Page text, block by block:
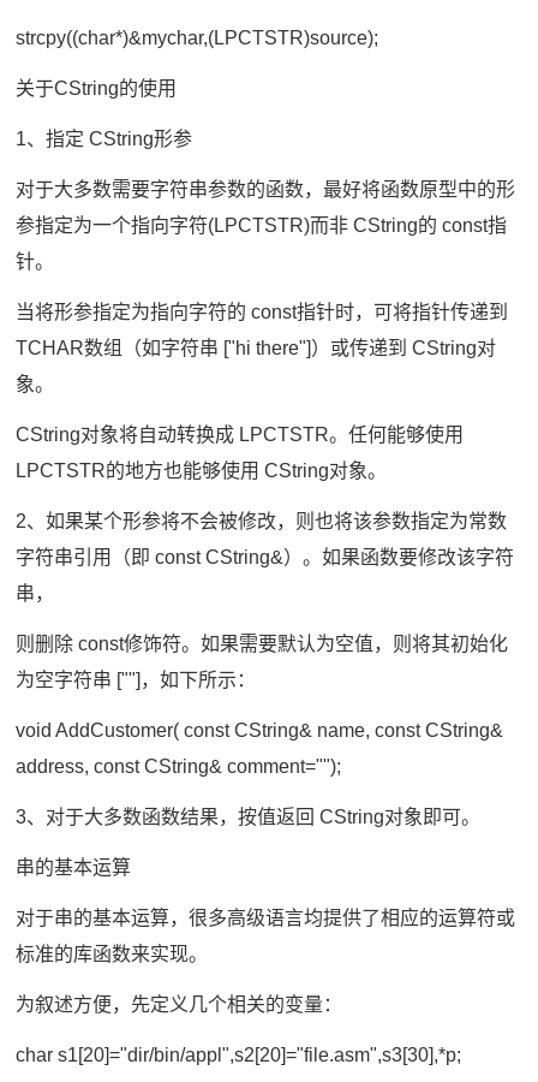
strcpy((char*)&mychar,(LPCTSTR)source);
关于CString的使用
1、指定 CString形参
对于大多数需要字符串参数的函数，最好将函数原型中的形
参指定为一个指向字符(LPCTSTR)而非 CString的 const指
针。
当将形参指定为指向字符的 const指针时，可将指针传递到
TCHAR数组（如字符串 ["hi there"]）或传递到 CString对
象。
CString对象将自动转换成 LPCTSTR。任何能够使用
LPCTSTR的地方也能够使用 CString对象。
2、如果某个形参将不会被修改，则也将该参数指定为常数
字符串引用（即 const CString&）。如果函数要修改该字符
串，
则删除 const修饰符。如果需要默认为空值，则将其初始化
为空字符串 [""]，如下所示：
void AddCustomer( const CString& name, const CString&
address, const CString& comment="");
3、对于大多数函数结果，按值返回 CString对象即可。
串的基本运算
对于串的基本运算，很多高级语言均提供了相应的运算符或
标准的库函数来实现。
为叙述方便，先定义几个相关的变量：
char s1[20]="dir/bin/appl",s2[20]="file.asm",s3[30],*p;